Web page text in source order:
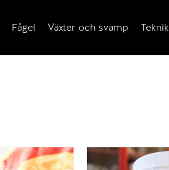
Fågel Växter och svamp Teknik